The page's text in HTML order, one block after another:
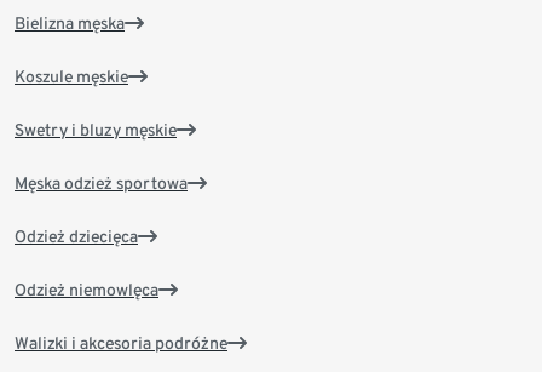
Bielizna męska
Koszule męskie
Swetry i bluzy męskie
Męska odzież sportowa
Odzież dziecięca
Odzież niemowlęca
Walizki i akcesoria podróżne